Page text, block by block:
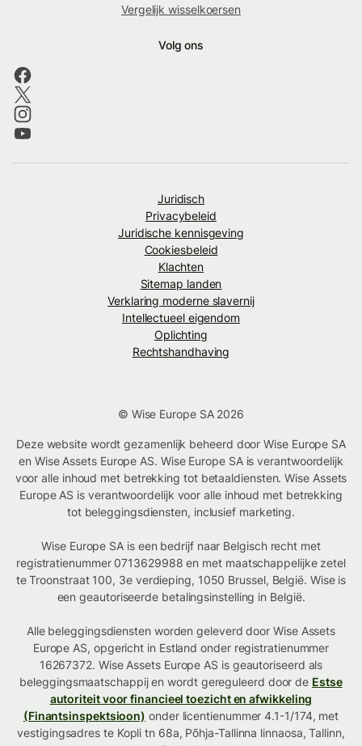
Vergelijk wisselkoersen
Volg ons
Juridisch
Privacybeleid
Juridische kennisgeving
Cookiesbeleid
Klachten
Sitemap landen
Verklaring moderne slavernij
Intellectueel eigendom
Oplichting
Rechtshandhaving
© Wise Europe SA 2026
Deze website wordt gezamenlijk beheerd door Wise Europe SA
en Wise Assets Europe AS. Wise Europe SA is verantwoordelijk
voor alle inhoud met betrekking tot betaaldiensten. Wise Assets
Europe AS is verantwoordelijk voor alle inhoud met betrekking
tot beleggingsdiensten, inclusief marketing.
Wise Europe SA is een bedrijf naar Belgisch recht met
registratienummer 0713629988 en met maatschappelijke zetel
te Troonstraat 100, 3e verdieping, 1050 Brussel, België. Wise is
een geautoriseerde betalingsinstelling in België.
Alle beleggingsdiensten worden geleverd door Wise Assets
Europe AS, opgericht in Estland onder registratienummer
16267372. Wise Assets Europe AS is geautoriseerd als
beleggingsmaatschappij en wordt gereguleerd door de Estse
autoriteit voor financieel toezicht en afwikkeling
(Finantsinspektsioon) onder licentienummer 4.1-1/174, met
vestigingsadres te Kopli tn 68a, Põhja-Tallinna linnaosa, Tallinn,